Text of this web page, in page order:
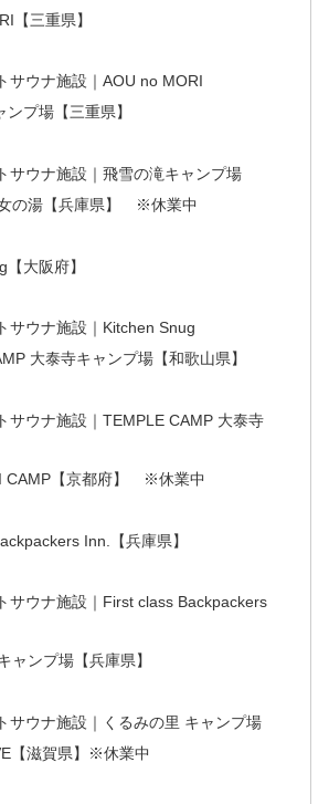
【三重県】
サウナ施設｜AOU no MORI
プ場【三重県】
サウナ施設｜飛雪の滝キャンプ場
の湯【兵庫県】 ※休業中
大阪府】
サウナ施設｜Kitchen Snug
大泰寺キャンプ場【和歌山県】
サウナ施設｜TEMPLE CAMP 大泰寺
CAMP【京都府】 ※休業中
Inn.【兵庫県】
サウナ施設｜First class Backpackers
ャンプ場【兵庫県】
サウナ施設｜くるみの里 キャンプ場
【滋賀県】※休業中